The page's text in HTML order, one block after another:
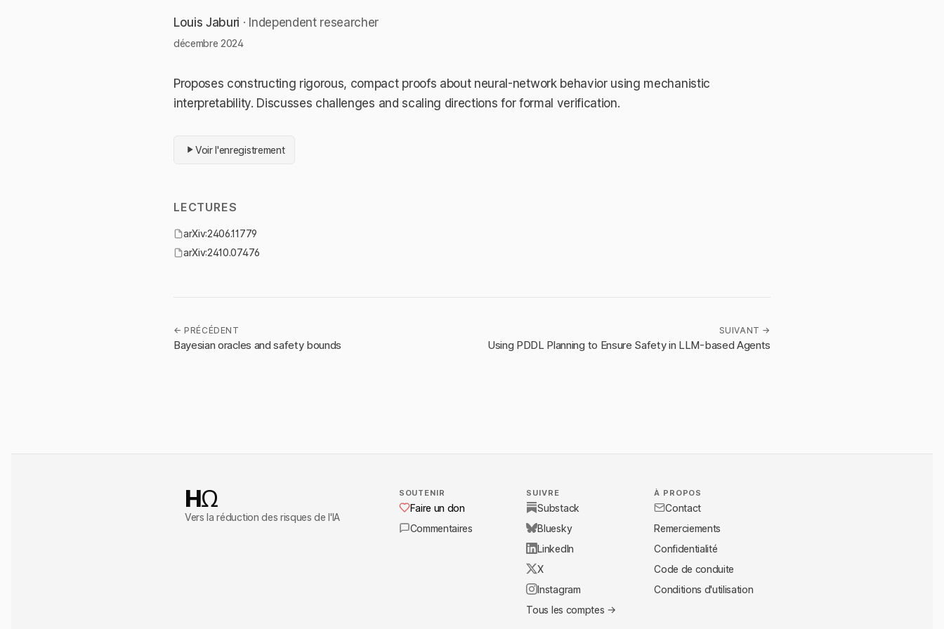
Louis Jaburi · Independent researcher
décembre 2024
Proposes constructing rigorous, compact proofs about neural-network behavior using mechanistic
interpretability. Discusses challenges and scaling directions for formal verification.
Voir l'enregistrement
LECTURES
arXiv:2406.11779
arXiv:2410.07476
← PRÉCÉDENT
Bayesian oracles and safety bounds
SUIVANT →
Using PDDL Planning to Ensure Safety in LLM-based Agents
HΩ
Vers la réduction des risques de l'IA
SOUTENIR
Faire un don
Commentaires
SUIVRE
Substack
Bluesky
LinkedIn
X
Instagram
Tous les comptes →
À PROPOS
Contact
Remerciements
Confidentialité
Code de conduite
Conditions d'utilisation